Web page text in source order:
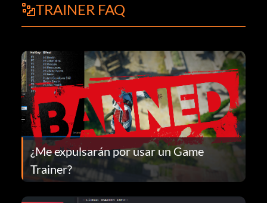
TRAINER FAQ
¿Me expulsarán por usar un Game
Trainer?